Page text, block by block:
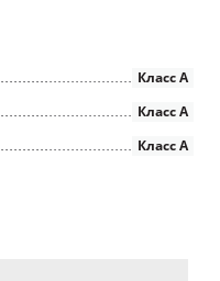
Класс А
Класс А
Класс А